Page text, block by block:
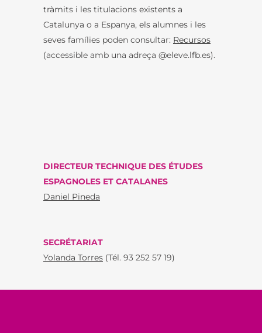
tràmits i les titulacions existents a
Catalunya o a Espanya, els alumnes i les
seves famílies poden consultar: Recursos
(accessible amb una adreça @eleve.lfb.es).
DIRECTEUR TECHNIQUE DES ÉTUDES
ESPAGNOLES ET CATALANES
Daniel Pineda
SECRÉTARIAT
Yolanda Torres (Tél. 93 252 57 19)